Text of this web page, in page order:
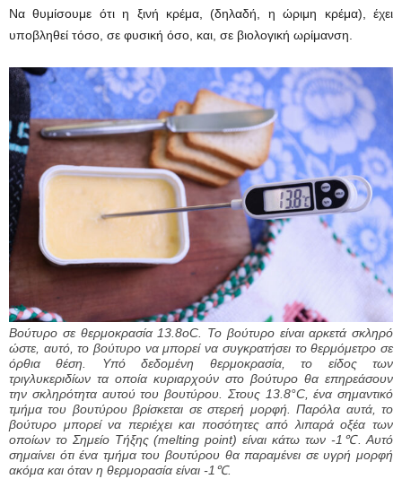
Να θυμίσουμε ότι η ξινή κρέμα, (δηλαδή, η ώριμη κρέμα), έχει
υποβληθεί τόσο, σε φυσική όσο, και, σε βιολογική ωρίμανση.
Βούτυρο σε θερμοκρασία 13.8οC. Το βούτυρο είναι αρκετά σκληρό
ώστε, αυτό, το βούτυρο να μπορεί να συγκρατήσει το θερμόμετρο σε
όρθια θέση. Υπό δεδομένη θερμοκρασία, το είδος των
τριγλυκεριδίων τα οποία κυριαρχούν στο βούτυρο θα επηρεάσουν
την σκληρότητα αυτού του βουτύρου. Στους 13.8°C, ένα σημαντικό
τμήμα του βουτύρου βρίσκεται σε στερεή μορφή. Παρόλα αυτά, το
βούτυρο μπορεί να περιέχει και ποσότητες από λιπαρά οξέα των
οποίων το Σημείο Τήξης (melting point) είναι κάτω των -1℃. Αυτό
σημαίνει ότι ένα τμήμα του βουτύρου θα παραμένει σε υγρή μορφή
ακόμα και όταν η θερμορασία είναι -1℃.